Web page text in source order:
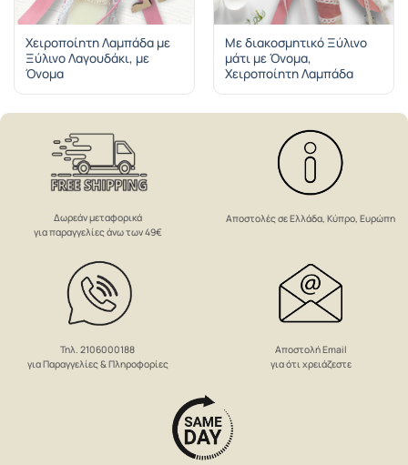
Χειροποίητη Λαμπάδα με
Ξύλινo Λαγουδάκι, με
Όνομα
Με διακοσμητικό Ξύλινο
μάτι με Όνομα,
Χειροποίητη Λαμπάδα
Δωρεάν μεταφορικά
για παραγγελίες άνω των 49€
Αποστολές σε Ελλάδα, Κύπρο, Ευρώπη
Τηλ. 2106000188
για Παραγγελίες & Πληροφορίες
Αποστολή Email
για ότι χρειάζεστε